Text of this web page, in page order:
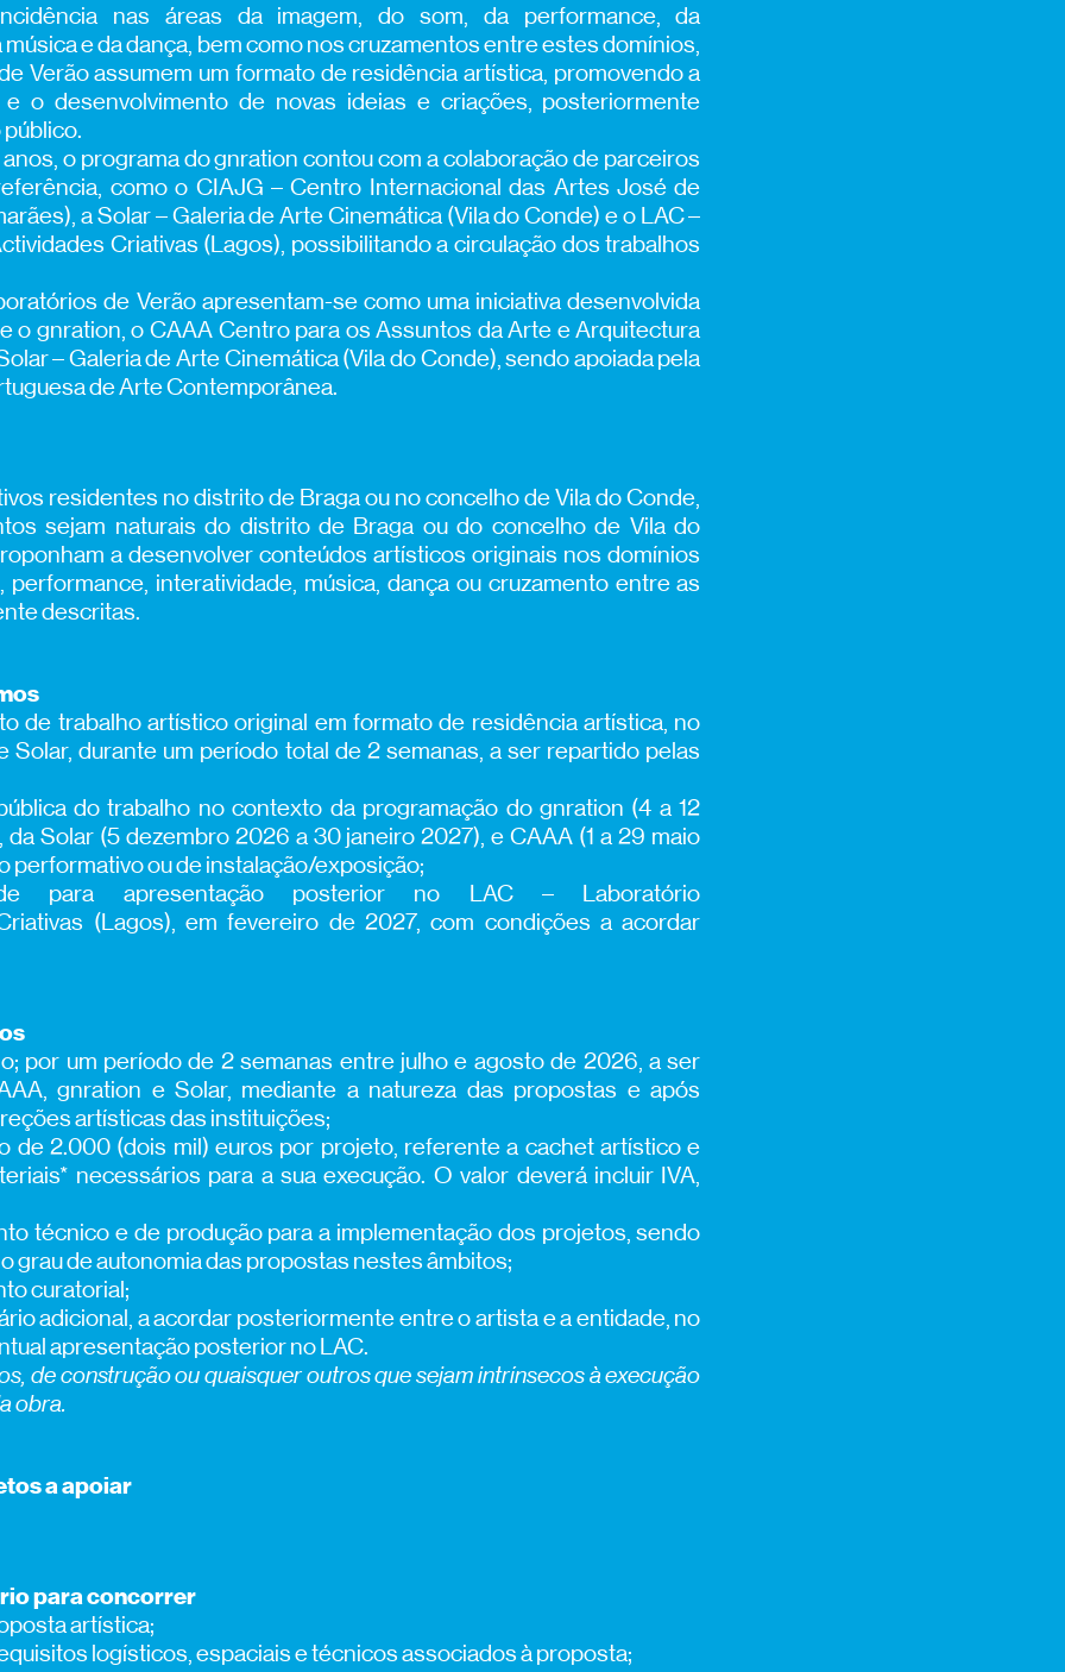
nas áreas da imagem, do som, da performance, da
e da dança, bem como nos cruzamentos entre estes domínios,
Verão assumem um formato de residência artística, promovendo a
e o desenvolvimento de novas ideias e criações, posteriormente
o programa do gnration contou com a colaboração de parceiros
como o CIAJG – Centro Internacional das Artes José de
a Solar – Galeria de Arte Cinemática (Vila do Conde) e o LAC –
Criativas (Lagos), possibilitando a circulação dos trabalhos
de Verão apresentam-se como uma iniciativa desenvolvida
o gnration, o CAAA Centro para os Assuntos da Arte e Arquitectura
– Galeria de Arte Cinemática (Vila do Conde), sendo apoiada pela
de Arte Contemporânea.
residentes no distrito de Braga ou no concelho de Vila do Conde,
sejam naturais do distrito de Braga ou do concelho de Vila do
a desenvolver conteúdos artísticos originais nos domínios
performance, interatividade, música, dança ou cruzamento entre as
descritas.
de trabalho artístico original em formato de residência artística, no
Solar, durante um período total de 2 semanas, a ser repartido pelas
do trabalho no contexto da programação do gnration (4 a 12
Solar (5 dezembro 2026 a 30 janeiro 2027), e CAAA (1 a 29 maio
performativo ou de instalação/exposição;
para apresentação posterior no LAC – Laboratório
(Lagos), em fevereiro de 2027, com condições a acordar
por um período de 2 semanas entre julho e agosto de 2026, a ser
gnration e Solar, mediante a natureza das propostas e após
artísticas das instituições;
de 2.000 (dois mil) euros por projeto, referente a cachet artístico e
necessários para a sua execução. O valor deverá incluir IVA,
técnico e de produção para a implementação dos projetos, sendo
grau de autonomia das propostas nestes âmbitos;
curatorial;
adicional, a acordar posteriormente entre o artista e a entidade, no
apresentação posterior no LAC.
de construção ou quaisquer outros que sejam intrínsecos à execução
obra.
a apoiar
para concorrer
artística;
logísticos, espaciais e técnicos associados à proposta;